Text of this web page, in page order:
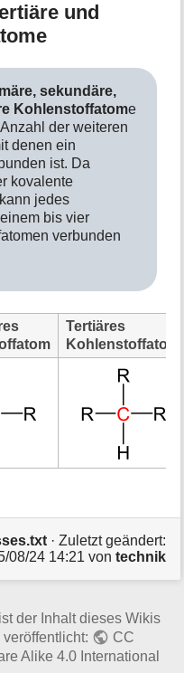
und
sekundäre,
Kohlenstoffatome
der weiteren
denen ein
ist. Da
kovalente
jedes
bis vier
verbunden
Tertiäres
Kohlenstoffatom
· Zuletzt geändert:
08/24 14:21 von technik
der Inhalt dieses Wikis
CC
Alike 4.0 International